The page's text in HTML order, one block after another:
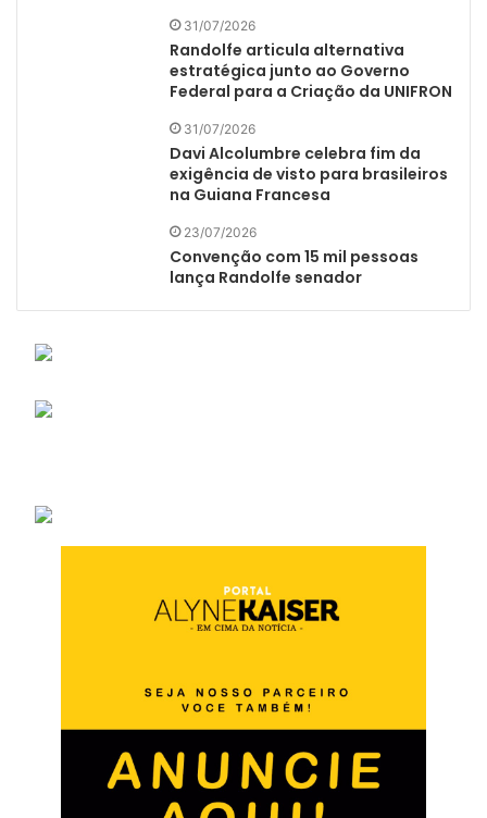
31/07/2026
Randolfe articula alternativa
estratégica junto ao Governo
Federal para a Criação da UNIFRON
31/07/2026
Davi Alcolumbre celebra fim da
exigência de visto para brasileiros
na Guiana Francesa
23/07/2026
Convenção com 15 mil pessoas
lança Randolfe senador